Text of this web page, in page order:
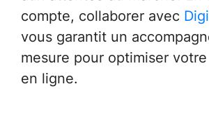
compte, collaborer avec
vous garantit un
mesure pour optimiser
en ligne.